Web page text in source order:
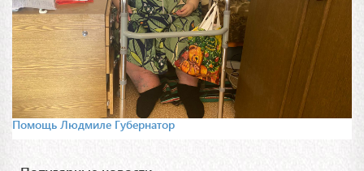
Помощь Людмиле Губернатор